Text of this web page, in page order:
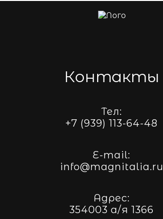
Контакты
Тел:
+7 (939) 113-64-48
E-mail:
info@magnitalia.ru
Адрес:
354003 а/я 1366